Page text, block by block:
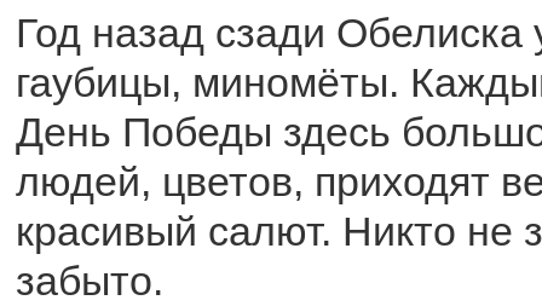
Год назад сзади Обелиска
гаубицы, миномёты.
День Победы здесь
людей, цветов, приходят
красивый салют. Никто не
забыто.